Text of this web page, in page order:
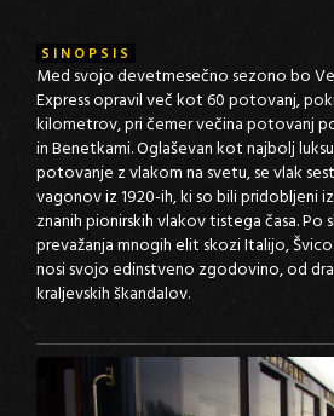
SINOPSIS
Med svojo devetmesečno sezono bo
Express opravil več kot 60 potovanj,
kilometrov, pri čemer večina potovanj
in Benetkami. Oglaševan kot najbolj
potovanje z vlakom na svetu, se vlak
vagonov iz 1920-ih, ki so bili pridobljeni
znanih pionirskih vlakov tistega časa. Po
prevažanja mnogih elit skozi Italijo,
nosi svojo edinstveno zgodovino, od
kraljevskih škandalov.